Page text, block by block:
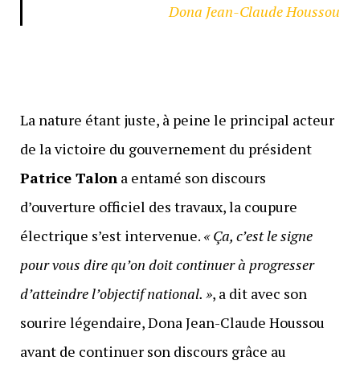
Dona Jean-Claude Houssou
La nature étant juste, à peine le principal acteur
de la victoire du gouvernement du président
Patrice Talon a entamé son discours
d’ouverture officiel des travaux, la coupure
électrique s’est intervenue. « Ça, c’est le signe
pour vous dire qu’on doit continuer à progresser
d’atteindre l’objectif national. », a dit avec son
sourire légendaire, Dona Jean-Claude Houssou
avant de continuer son discours grâce au